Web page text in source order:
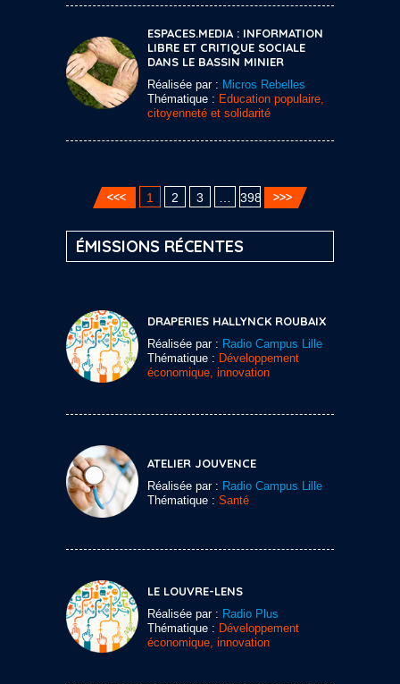
ESPACES.MEDIA : INFORMATION
LIBRE ET CRITIQUE SOCIALE
DANS LE BASSIN MINIER
Réalisée par : Micros Rebelles
Thématique : Education populaire,
citoyenneté et solidarité
1 2 3 398
ÉMISSIONS RÉCENTES
DRAPERIES HALLYNCK ROUBAIX
Réalisée par : Radio Campus Lille
Thématique : Développement
économique, innovation
ATELIER JOUVENCE
Réalisée par : Radio Campus Lille
Thématique : Santé
LE LOUVRE-LENS
Réalisée par : Radio Plus
Thématique : Développement
économique, innovation